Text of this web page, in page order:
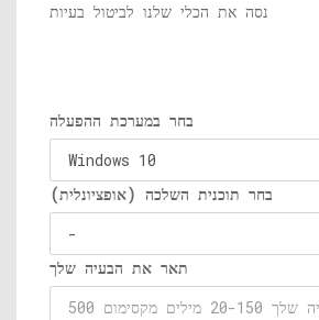
נסה את הכלי שלנו לביטול בעיות
בחר במערכת ההפעלה
בחר תוכנית השלכה (אופציונלית)
תאר את הבעיה שלך